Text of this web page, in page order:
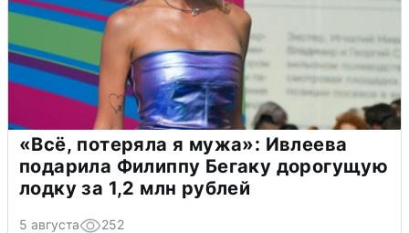
«Всё, потеряла я мужа»: Ивлеева
подарила Филиппу Бегаку дорогущую
лодку за 1,2 млн рублей
5 августа 252